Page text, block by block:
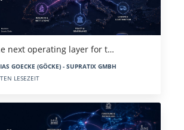
next operating layer for t…
GOECKE (GÖCKE) - SUPRATIX GMBH
LESEZEIT